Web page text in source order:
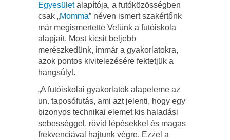
Egyesületalapítója, a futóközösségben
csak „Momma” néven ismert szakértőnk
már megismertette Velünk a futóiskola
alapjait. Most kicsit beljebb
merészkedünk, immár a gyakorlatokra,
azok pontos kivitelezésére fektetjük a
hangsúlyt.
„A futóiskolai gyakorlatok alapeleme az
un. taposófutás, ami azt jelenti, hogy egy
bizonyos technikai elemet kis haladási
sebességgel, rövid lépésekkel és magas
frekvenciával hajtunk végre. Ezzel a